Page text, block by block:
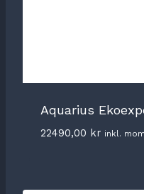
Aquarius
22490,00 kr inkl.